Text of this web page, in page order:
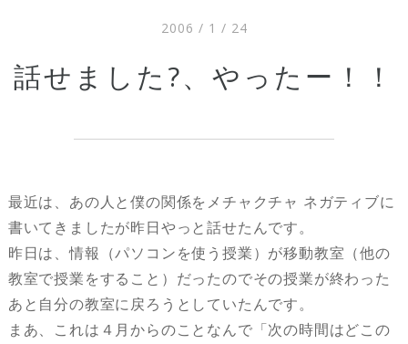
2006 / 1 / 24
話せました?、やったー！！
最近は、あの人と僕の関係をメチャクチャ ネガティブに
書いてきましたが昨日やっと話せたんです。
昨日は、情報（パソコンを使う授業）が移動教室（他の
教室で授業をすること）だったのでその授業が終わった
あと自分の教室に戻ろうとしていたんです。
まあ、これは４月からのことなんで「次の時間はどこの